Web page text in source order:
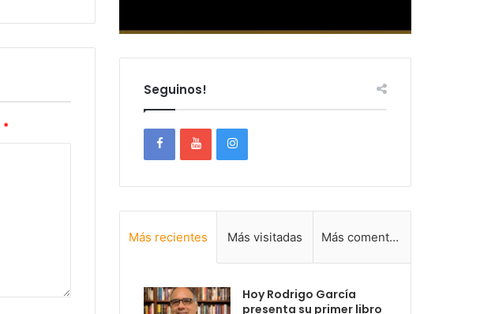
*
Seguinos!
Más recientes Más visitadas Más comentadas
Hoy Rodrigo García
presenta su primer libro